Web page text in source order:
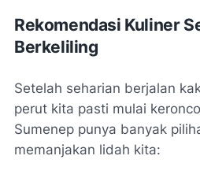
Rekomendasi Kuliner
Berkeliling
Setelah seharian berjalan
perut kita pasti mulai
Sumenep punya banyak
memanjakan lidah kita: